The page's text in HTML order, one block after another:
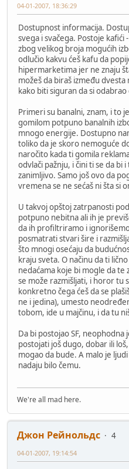
04-01-2007, 18:36:29
Dostupnost informacija.
svega i svačega. Postoje kafići
zbog velikog broja mogućih
odlučio kakvu ćeš kafu da
hipermarketima jer ne znaju
možeš da biraš između
kako biti siguran da si
Primeri su banalni, znam, i to
gomilom potpuno banalnih
mnogo energije. Dostupno
toliko da je skoro nemoguće
naročito kada ti gomila
odvlači pažnju, i čini ti se da bi
zanimljivo. Samo još ovo da
vremena se ne sećaš ni šta si
U takvoj opštoj zatrpanosti
potpuno nebitna ali ih je
da ih profiltriramo i
posmatrati stvari šire i
što mnogi osećaju da
kraju sveta. O načinu da ti
nedaćama koje bi mogle da
se može razmišljati, i horor tu
konkretno čega ćeš da se
ne i jedina), umesto
tobom, ide u majčinu, i da tu
Da bi postojao SF, neophodna
postojati još dugo, dobar ili
mogao da bude. A malo je
nadaju bilo čemu.
We're all mad here.
Джон Рейнольдс
4
04-01-2007, 19:14:54